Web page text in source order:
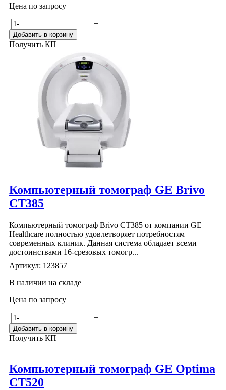
Цена по запросу
- +
Добавить в корзину
Получить КП
Компьютерный томограф GE Brivo
CT385
Компьютерный томограф Brivo CT385 от компании GE
Healthcare полностью удовлетворяет потребностям
современных клиник. Данная система обладает всеми
достоинствами 16-срезовых томогр...
Артикул: 123857
В наличии на складе
Цена по запросу
- +
Добавить в корзину
Получить КП
Компьютерный томограф GE Optima
CT520